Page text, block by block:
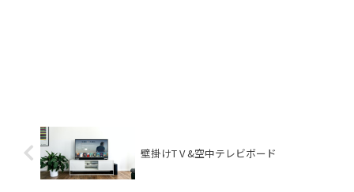
壁掛けT V &空中テレビボード